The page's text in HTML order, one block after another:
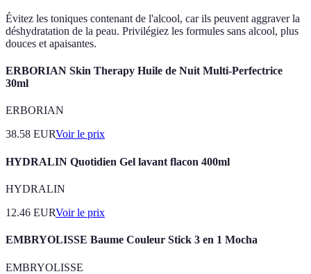
Évitez les toniques contenant de l'alcool, car ils peuvent aggraver la
déshydratation de la peau. Privilégiez les formules sans alcool, plus
douces et apaisantes.
ERBORIAN Skin Therapy Huile de Nuit Multi-Perfectrice
30ml
ERBORIAN
38.58 EURVoir le prix
HYDRALIN Quotidien Gel lavant flacon 400ml
HYDRALIN
12.46 EURVoir le prix
EMBRYOLISSE Baume Couleur Stick 3 en 1 Mocha
EMBRYOLISSE